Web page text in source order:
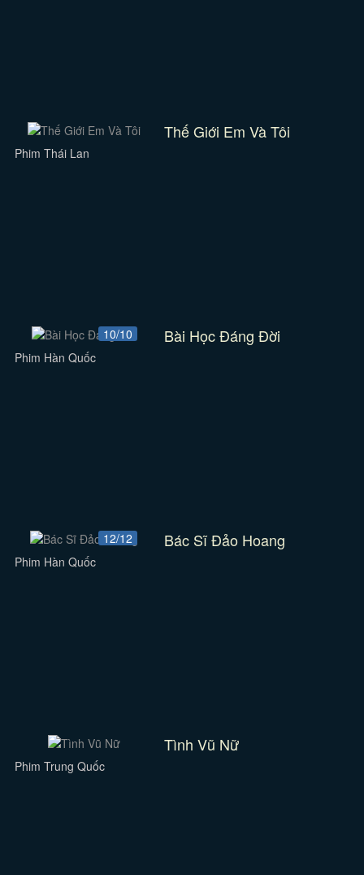
Thế Giới Em Và Tôi
Phim Thái Lan
10/10 Bài Học Đáng Đời
Phim Hàn Quốc
12/12 Bác Sĩ Đảo Hoang
Phim Hàn Quốc
Tình Vũ Nữ
Phim Trung Quốc